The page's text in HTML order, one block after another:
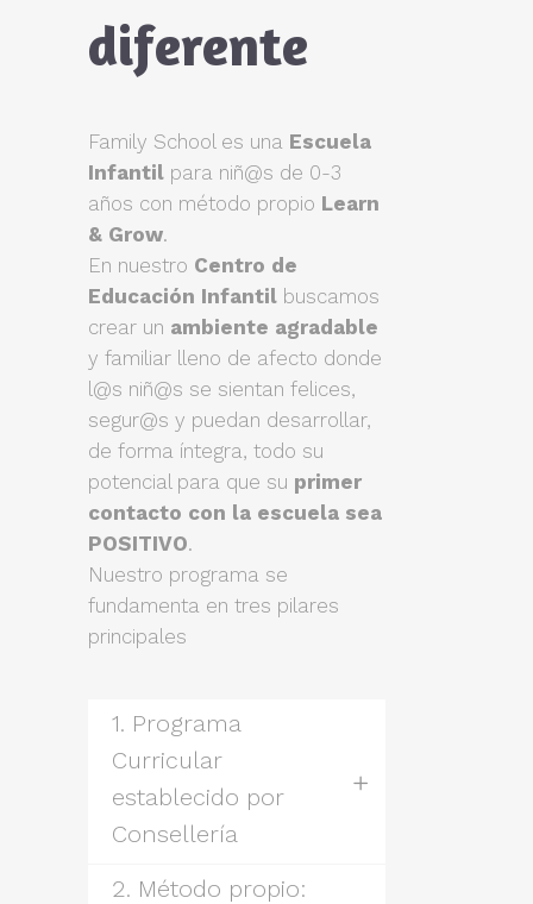
diferente
Family School es una Escuela
Infantil para niñ@s de 0-3
años con método propio Learn
& Grow.
En nuestro Centro de
Educación Infantil buscamos
crear un ambiente agradable
y familiar lleno de afecto donde
l@s niñ@s se sientan felices,
segur@s y puedan desarrollar,
de forma íntegra, todo su
potencial para que su primer
contacto con la escuela sea
POSITIVO.
Nuestro programa se
fundamenta en tres pilares
principales
1. Programa
Curricular
establecido por
Consellería
2. Método propio: